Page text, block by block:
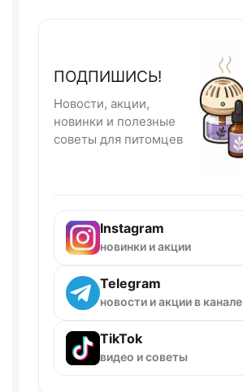
ПОДПИШИСЬ!
Новости, акции,
новинки и полезные
советы для питомцев
Instagram
новинки и акции
Telegram
новости и акции в канале
TikTok
видео и советы